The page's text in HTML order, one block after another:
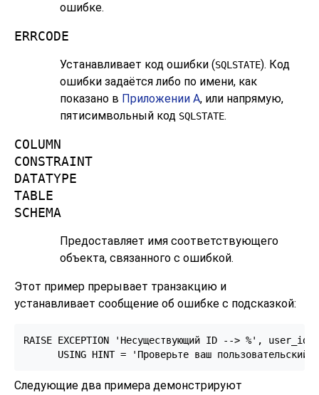
ошибке.
ERRCODE
Устанавливает код ошибки (SQLSTATE). Код
ошибки задаётся либо по имени, как
показано в Приложении A, или напрямую,
пятисимвольный код SQLSTATE.
COLUMN
CONSTRAINT
DATATYPE
TABLE
SCHEMA
Предоставляет имя соответствующего
объекта, связанного с ошибкой.
Этот пример прерывает транзакцию и
устанавливает сообщение об ошибке с подсказкой:
RAISE EXCEPTION 'Несуществующий ID --> %', user_id
USING HINT = 'Проверьте ваш пользовательский
Следующие два примера демонстрируют